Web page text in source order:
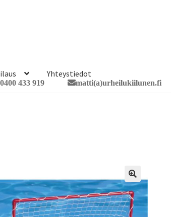
0400 433 919 matti(a)urheilukiilunen.fi
Yhteystiedot
🔍